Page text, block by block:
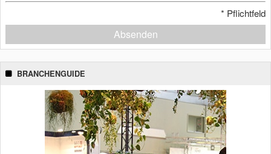
* Pflichtfeld
Absenden
BRANCHENGUIDE